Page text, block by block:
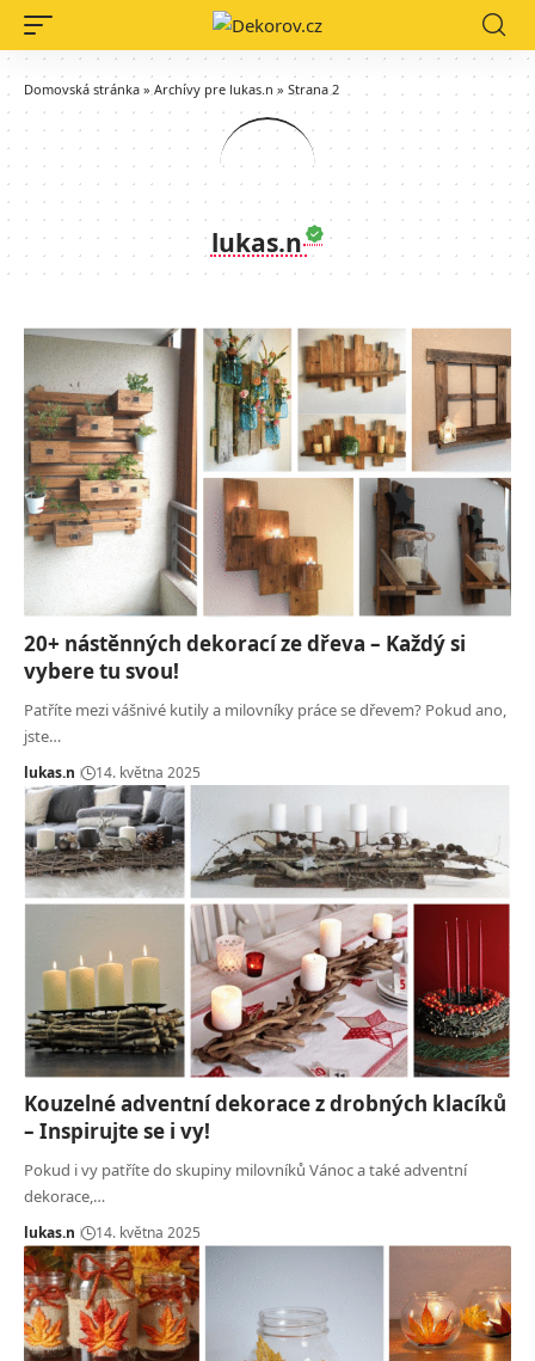
Domovská stránka »Archívy pre lukas.n » Strana 2
lukas.n
20+ nástěnných dekorací ze dřeva – Každý si
vybere tu svou!
Patříte mezi vášnivé kutily a milovníky práce se dřevem? Pokud ano,
jste…
lukas.n 14. května 2025
Kouzelné adventní dekorace z drobných klacíků
– Inspirujte se i vy!
Pokud i vy patříte do skupiny milovníků Vánoc a také adventní
dekorace,…
lukas.n 14. května 2025